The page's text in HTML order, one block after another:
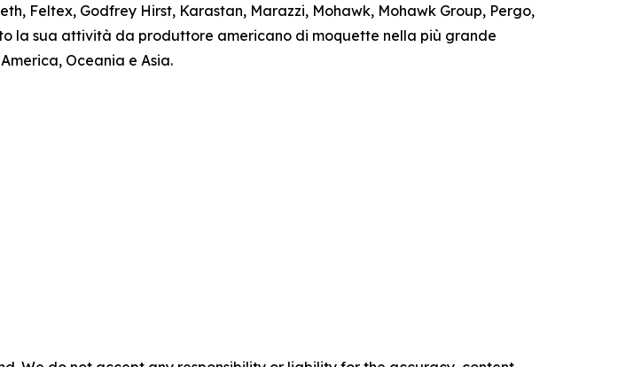
Feltex, Godfrey Hirst, Karastan, Marazzi, Mohawk, Mohawk Group, Pergo,
la sua attività da produttore americano di moquette nella più grande
Oceania e Asia.